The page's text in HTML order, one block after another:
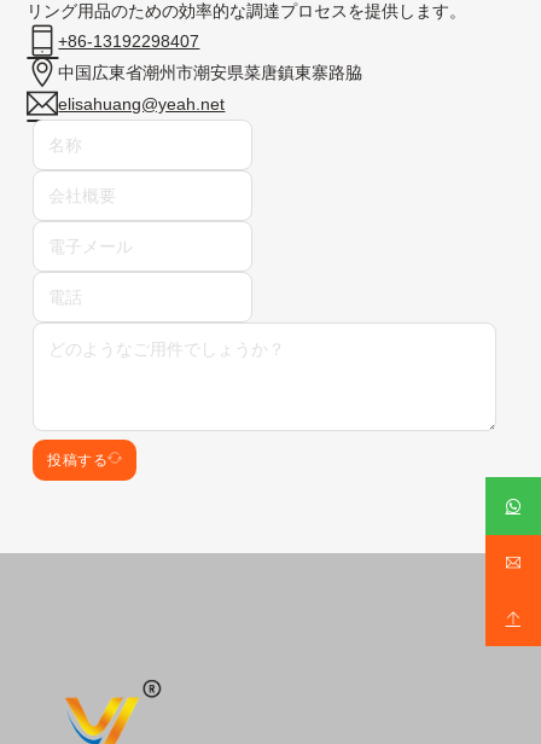
リング用品のための効率的な調達プロセスを提供します。
+86-13192298407
中国広東省潮州市潮安県菜唐鎮東寨路脇
elisahuang@yeah.net
投稿する